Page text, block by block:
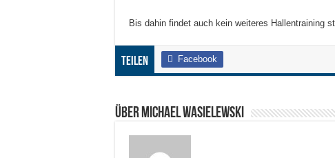
Bis dahin findet auch kein weiteres Hallentraining
Teilen Facebook
Über Michael Wasielewski